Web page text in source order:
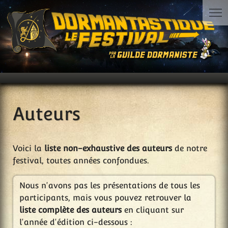
Auteurs
Voici la liste non-exhaustive des auteursde notre
festival, toutes années confondues.
Nous n'avons pas les présentations de tous les
participants, mais vous pouvez retrouver la
liste complète des auteursen cliquant sur
l'année d'édition ci-dessous :